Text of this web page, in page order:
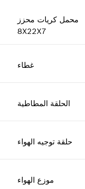
محمل كريات محزز
8X22X7
غطاء
الحلقة المطاطية
حلقة توجيه الهواء
موزع الهواء